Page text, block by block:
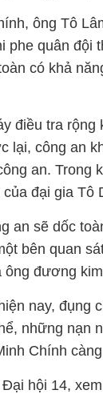
ông Tô
phe quân đội
có khả
điều tra
lại, công an
an. Trong
đại gia Tô
an sẽ dốc
bên quan
ông đương
nay, đụng
những nạn
Chính
hội 14,